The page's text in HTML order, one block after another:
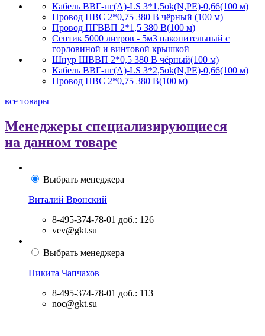
Кабель ВВГ-нг(А)-LS 3*1,5ok(N,PE)-0,66(100 м)
Провод ПВС 2*0,75 380 В чёрный (100 м)
Провод ПГВВП 2*1,5 380 В(100 м)
Септик 5000 литров - 5м3 накопительный с
горловиной и винтовой крышкой
Шнур ШВВП 2*0,5 380 В чёрный(100 м)
Кабель ВВГ-нг(А)-LS 3*2,5ok(N,PE)-0,66(100 м)
Провод ПВС 2*0,75 380 В(100 м)
все товары
Менеджеры специализирующиеся
на данном товаре
Выбрать менеджера
Виталий Вронский
8-495-374-78-01 доб.: 126
vev@gkt.su
Выбрать менеджера
Никита Чапчахов
8-495-374-78-01 доб.: 113
noc@gkt.su